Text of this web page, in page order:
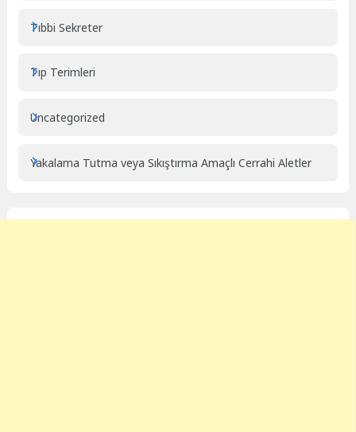
Tıbbi Sekreter
Tıp Terimleri
Uncategorized
Yakalama Tutma veya Sıkıştırma Amaçlı Cerrahi Aletler